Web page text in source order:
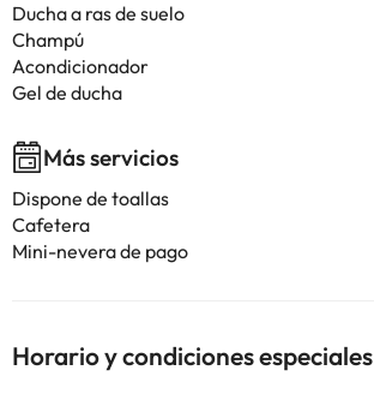
Ducha a ras de suelo
Champú
Acondicionador
Gel de ducha
Más servicios
Dispone de toallas
Cafetera
Mini-nevera de pago
Horario y condiciones especiales